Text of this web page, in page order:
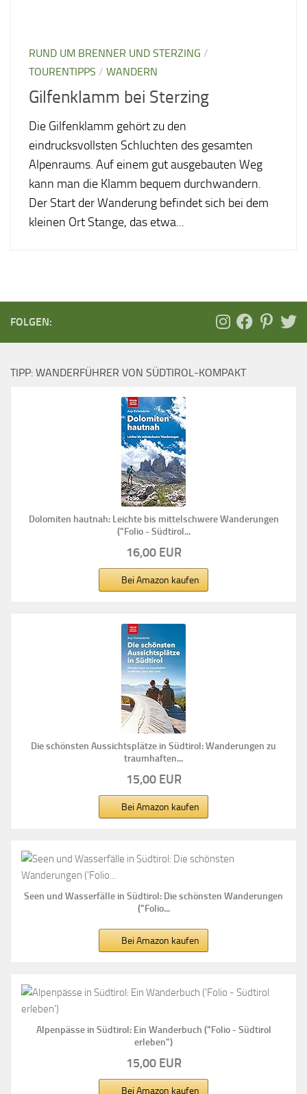
RUND UM BRENNER UND STERZING /
TOURENTIPPS /WANDERN
Gilfenklamm bei Sterzing
Die Gilfenklamm gehört zu den
eindrucksvollsten Schluchten des gesamten
Alpenraums. Auf einem gut ausgebauten Weg
kann man die Klamm bequem durchwandern.
Der Start der Wanderung befindet sich bei dem
kleinen Ort Stange, das etwa...
FOLGEN:
TIPP: WANDERFÜHRER VON SÜDTIROL-KOMPAKT
Dolomiten hautnah: Leichte bis mittelschwere Wanderungen
("Folio - Südtirol...
16,00 EUR
Bei Amazon kaufen
Die schönsten Aussichtsplätze in Südtirol: Wanderungen zu
traumhaften...
15,00 EUR
Bei Amazon kaufen
Seen und Wasserfälle in Südtirol: Die schönsten Wanderungen
("Folio...
Bei Amazon kaufen
Alpenpässe in Südtirol: Ein Wanderbuch ("Folio - Südtirol
erleben")
15,00 EUR
Bei Amazon kaufen